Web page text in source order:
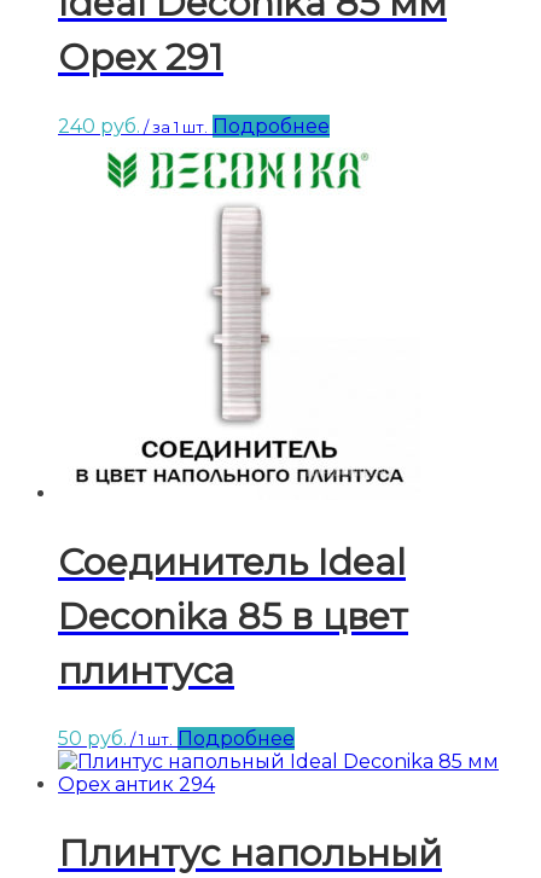
Орех 291
240 руб. / за 1 шт. Подробнее
Соединитель Ideal
Deconika 85 в цвет
плинтуса
50 руб. / 1 шт. Подробнее
Плинтус напольный